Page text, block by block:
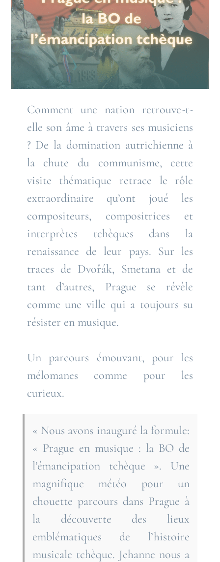
Comment une nation retrouve-t-
elle son âme à travers ses musiciens
? De la domination autrichienne à
la chute du communisme, cette
visite thématique retrace le rôle
extraordinaire qu’ont joué les
compositeurs, compositrices et
interprètes tchèques dans la
renaissance de leur pays. Sur les
traces de Dvořák, Smetana et de
tant d’autres, Prague se révèle
comme une ville qui a toujours su
résister en musique.
Un parcours émouvant, pour les
mélomanes comme pour les
curieux.
« Nous avons inauguré la formule:
« Prague en musique : la BO de
l’émancipation tchèque ». Une
magnifique météo pour un
chouette parcours dans Prague à
la découverte des lieux
emblématiques de l’histoire
musicale tchèque. Jehanne nous a